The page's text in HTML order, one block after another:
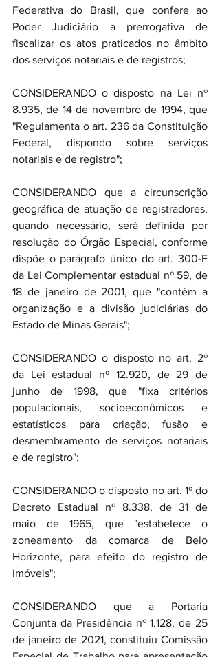
Federativa do Brasil, que confere ao
Poder Judiciário a prerrogativa de
fiscalizar os atos praticados no âmbito
dos serviços notariais e de registros;
CONSIDERANDO o disposto na Lei nº
8.935, de 14 de novembro de 1994, que
"Regulamenta o art. 236 da Constituição
Federal, dispondo sobre serviços
notariais e de registro";
CONSIDERANDO que a circunscrição
geográfica de atuação de registradores,
quando necessário, será definida por
resolução do Órgão Especial, conforme
dispõe o parágrafo único do art. 300-F
da Lei Complementar estadual nº 59, de
18 de janeiro de 2001, que "contém a
organização e a divisão judiciárias do
Estado de Minas Gerais";
CONSIDERANDO o disposto no art. 2º
da Lei estadual nº 12.920, de 29 de
junho de 1998, que "fixa critérios
populacionais, socioeconômicos e
estatísticos para criação, fusão e
desmembramento de serviços notariais
e de registro";
CONSIDERANDO o disposto no art. 1º do
Decreto Estadual nº 8.338, de 31 de
maio de 1965, que "estabelece o
zoneamento da comarca de Belo
Horizonte, para efeito do registro de
imóveis";
CONSIDERANDO que a Portaria
Conjunta da Presidência nº 1.128, de 25
de janeiro de 2021, constituiu Comissão